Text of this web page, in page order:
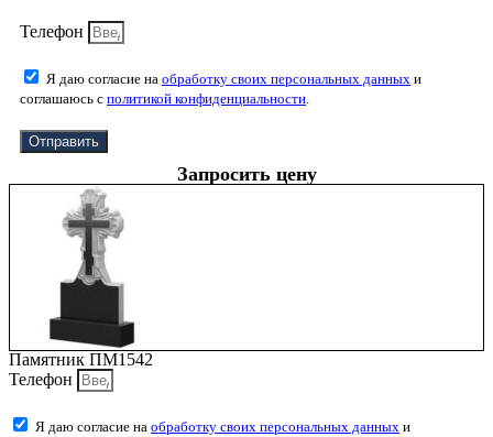
Телефон
Я даю согласие на обработку своих персональных данных и
соглашаюсь с политикой конфиденциальности.
Отправить
Запросить цену
Памятник ПМ1542
Телефон
Я даю согласие на обработку своих персональных данных и